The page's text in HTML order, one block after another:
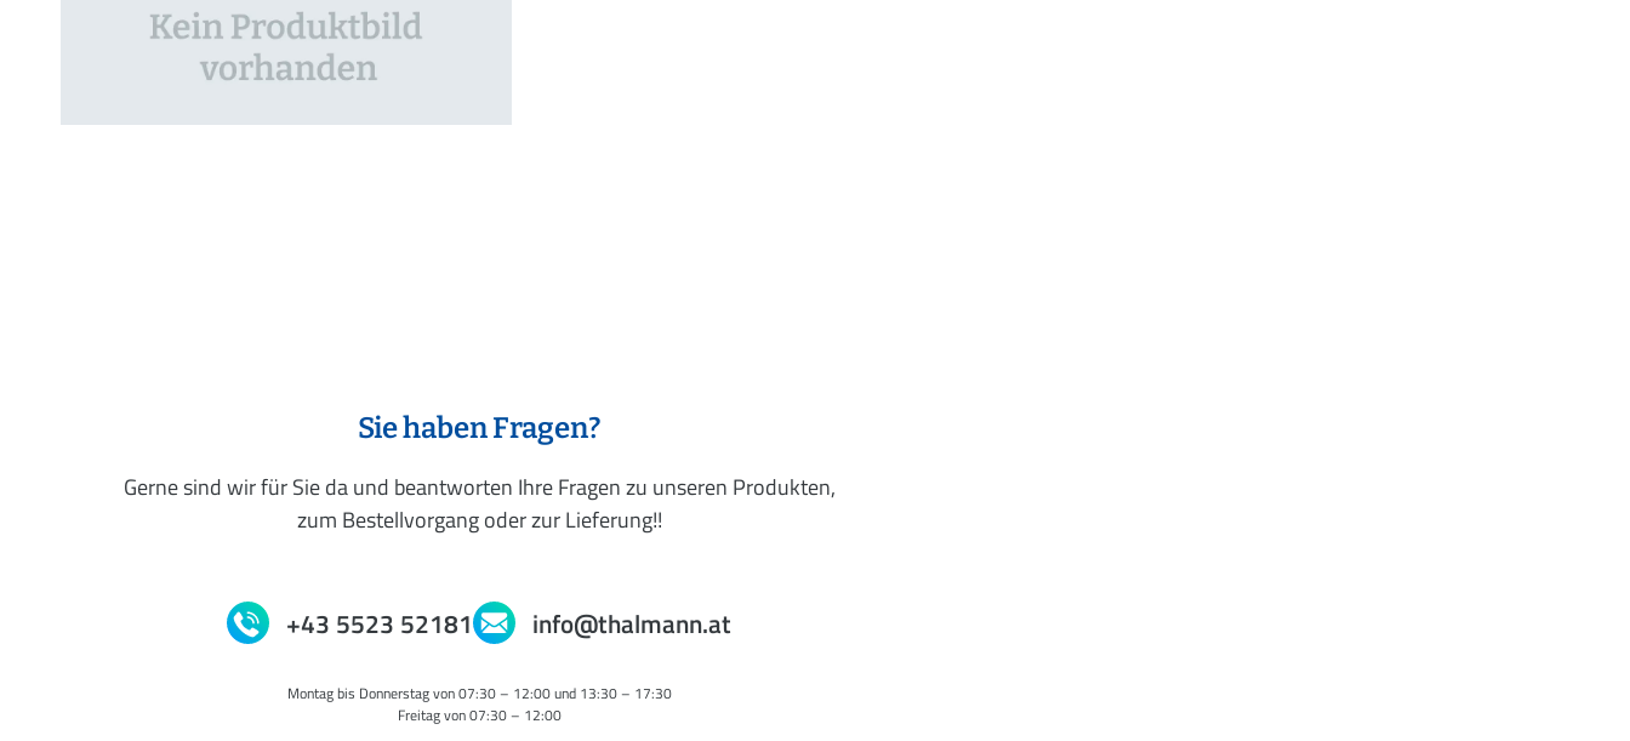
Sie haben Fragen?
Gerne sind wir für Sie da und beantworten Ihre Fragen zu unseren Produkten,
zum Bestellvorgang oder zur Lieferung!!
+43 5523 52181 info@thalmann.at
Montag bis Donnerstag von 07:30 – 12:00 und 13:30 – 17:30
Freitag von 07:30 – 12:00